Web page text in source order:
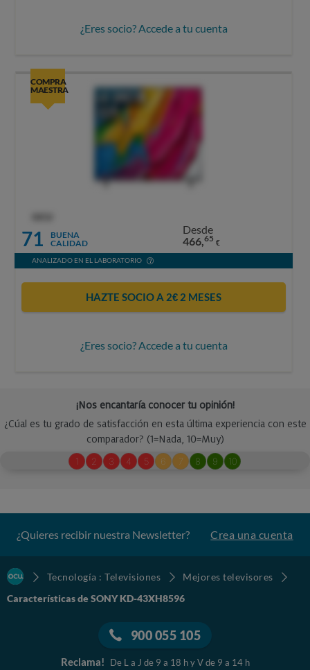
¿Eres socio? Accede a tu cuenta
COMPRA
MAESTRA
71
BUENA
CALIDAD
Desde
466,65 €
ANALIZADO EN EL LABORATORIO
HAZTE SOCIO A 2€ 2 MESES
¿Eres socio? Accede a tu cuenta
¿Quieres recibir nuestra Newsletter? Crea una cuenta
Tecnología : Televisiones
Mejores televisores
Características de SONY KD-43XH8596
900 055 105
Reclama! De L a J de 9 a 18 h y V de 9 a 14 h